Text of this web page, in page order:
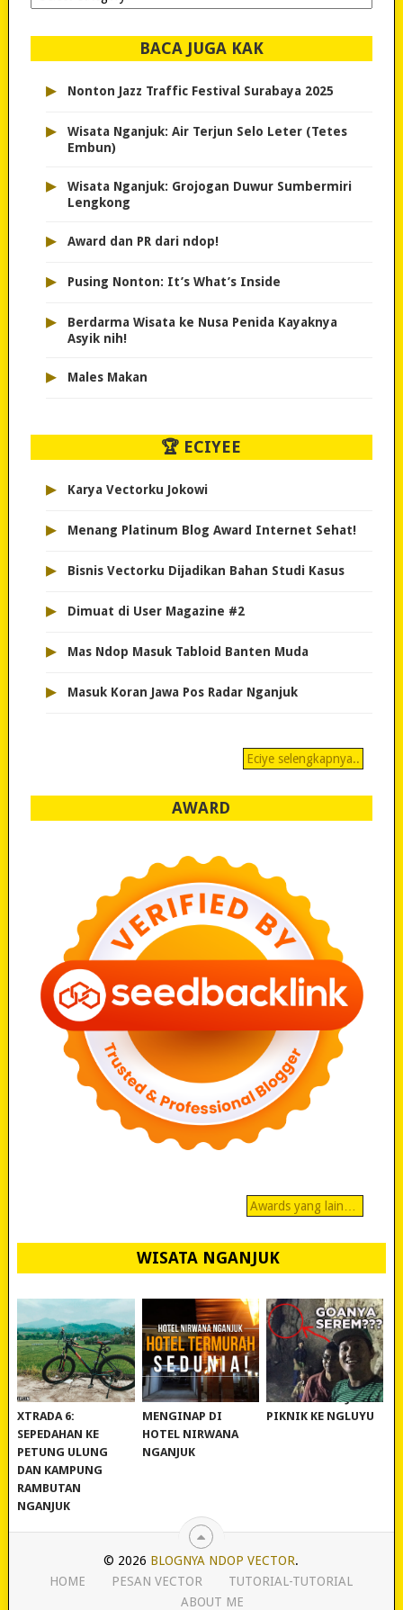
dipilih..
BACA JUGA KAK
▸ Nonton Jazz Traffic Festival Surabaya 2025
▸
Wisata Nganjuk: Air Terjun Selo Leter (Tetes
Embun)
▸
Wisata Nganjuk: Grojogan Duwur Sumbermiri
Lengkong
▸ Award dan PR dari ndop!
▸ Pusing Nonton: It’s What’s Inside
▸
Berdarma Wisata ke Nusa Penida Kayaknya
Asyik nih!
▸ Males Makan
🏆 ECIYEE
▸ Karya Vectorku Jokowi
▸ Menang Platinum Blog Award Internet Sehat!
▸ Bisnis Vectorku Dijadikan Bahan Studi Kasus
▸ Dimuat di User Magazine #2
▸ Mas Ndop Masuk Tabloid Banten Muda
▸ Masuk Koran Jawa Pos Radar Nganjuk
Eciye selengkapnya..
AWARD
Awards yang lain…
WISATA NGANJUK
REVIEW POLYGON
XTRADA 6:
SEPEDAHAN KE
PETUNG ULUNG
DAN KAMPUNG
RAMBUTAN
NGANJUK
MURAH BANGET!
MENGINAP DI
HOTEL NIRWANA
NGANJUK
WISATA NGANJUK:
PIKNIK KE NGLUYU
© 2026 BLOGNYA NDOP VECTOR.
HOME
PESAN VECTOR
TUTORIAL-TUTORIAL
ABOUT ME